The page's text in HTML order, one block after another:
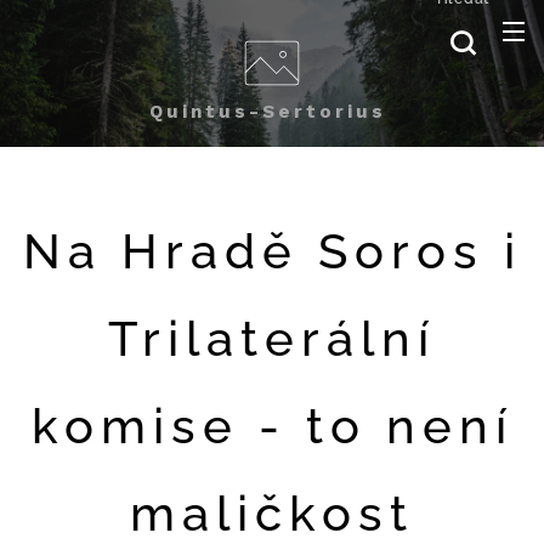
Quintus-Sertorius
Na Hradě Soros i
Trilaterální
komise - to není
maličkost